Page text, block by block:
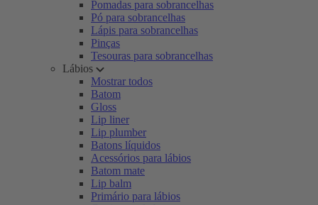
Pomadas para sobrancelhas
Pó para sobrancelhas
Lápis para sobrancelhas
Pinças
Tesouras para sobrancelhas
Lábios
Mostrar todos
Batom
Gloss
Lip liner
Lip plumber
Batons líquidos
Acessórios para lábios
Batom mate
Lip balm
Primário para lábios